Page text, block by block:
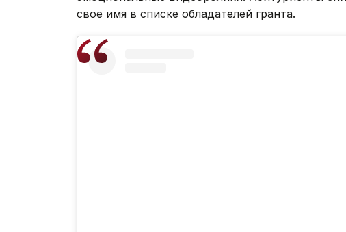
свое имя в списке обладателей гранта.